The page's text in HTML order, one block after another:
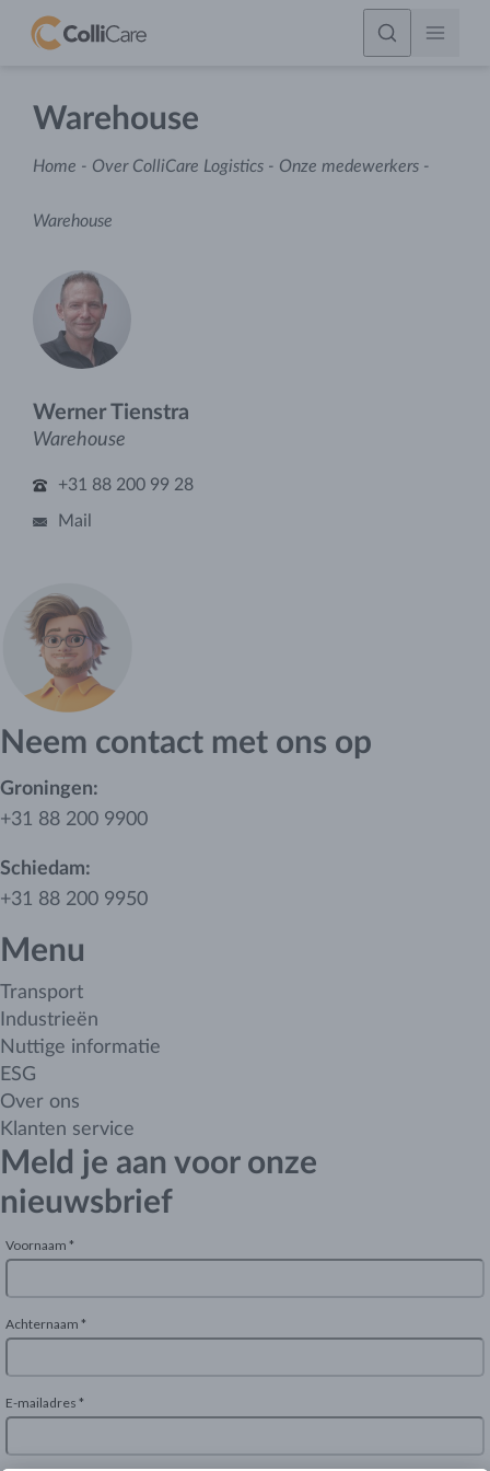
Warehouse
Home - Over ColliCare Logistics - Onze medewerkers -
Warehouse
Werner Tienstra
Warehouse
+31 88 200 99 28
Mail
Neem contact met ons op
Groningen:
+31 88 200 9900
Schiedam:
+31 88 200 9950
Menu
Transport
Industrieën
Nuttige informatie
ESG
Over ons
Klanten service
Meld je aan voor onze
nieuwsbrief